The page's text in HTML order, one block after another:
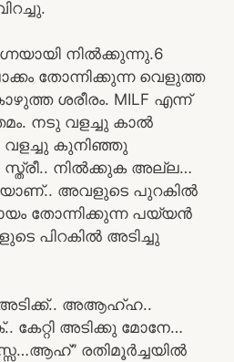
നിൽക്കുന്നു.6
തോന്നിക്കുന്ന വെളുത്ത
ശരീരം. MILF എന്ന്
നടു വളച്ചു കാൽ
വളച്ചു കുനിഞ്ഞു
നിൽക്കുക അല്ല…
അവളുടെ പുറകിൽ
തോന്നിക്കുന്ന പയ്യൻ
പിറകിൽ അടിച്ചു
അആഹ്ഹ..
കേറ്റി അടിക്കു മോനേ…
രതിമൂർച്ചയിൽ